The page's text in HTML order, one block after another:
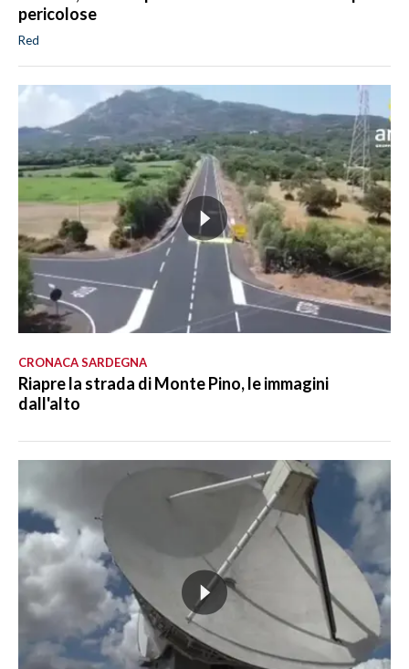
pericolose
Red
CRONACA SARDEGNA
Riapre la strada di Monte Pino, le immagini
dall'alto